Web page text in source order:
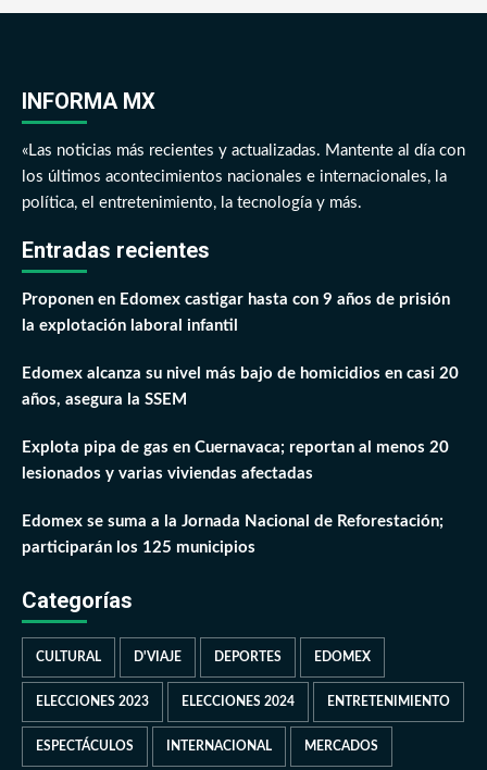
INFORMA MX
«Las noticias más recientes y actualizadas. Mantente al día con
los últimos acontecimientos nacionales e internacionales, la
política, el entretenimiento, la tecnología y más.
Entradas recientes
Proponen en Edomex castigar hasta con 9 años de prisión
la explotación laboral infantil
Edomex alcanza su nivel más bajo de homicidios en casi 20
años, asegura la SSEM
Explota pipa de gas en Cuernavaca; reportan al menos 20
lesionados y varias viviendas afectadas
Edomex se suma a la Jornada Nacional de Reforestación;
participarán los 125 municipios
Categorías
CULTURAL D'VIAJE DEPORTES EDOMEX
ELECCIONES 2023 ELECCIONES 2024 ENTRETENIMIENTO
ESPECTÁCULOS INTERNACIONAL MERCADOS